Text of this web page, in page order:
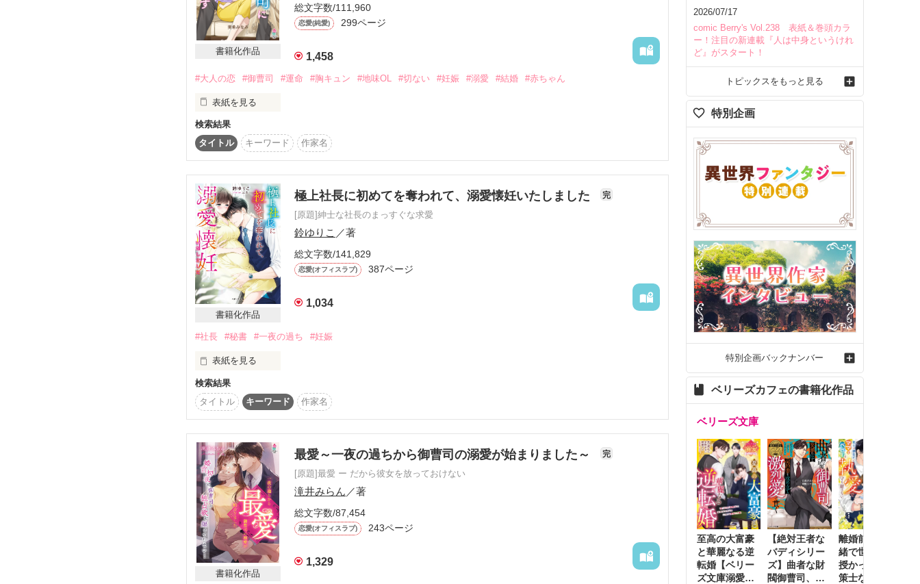
見た目は派手だが実はオカン気質で尽くすタイプの5年目CA。
X
久遠臣海（くおんおみ）33歳。
家庭の事情から他人を愛することができなくなった冷徹なホテル王。
これはニューヨークでの一夜の過ちで始まった2人が真実の愛を知り結ばれるまでの物語。
※本作に登場するJAWは架空の団体であり、業務内容などについて実在の航空会社と違いがあることを
ご了承ください。
※他社さまから書籍化につき一旦引き下げた作品をベリーズカフェサイト規約変更に伴い再掲載させて
いただきました。
(出版社さまから再掲載の許可をいただいています)
書籍化作品
総文字数/111,960
恋愛(純愛) 299ページ
1,458
#大人の恋 #御曹司 #運命 #胸キュン #地味OL #切ない #妊娠 #溺愛 #結婚 #赤ちゃん
表紙を見る
夢のような一夜から一転して、目が覚めると手切れ金とも思えるお金だけがそこにあった。
それから4年。一人で生きてきた咲綾は、仕事でその時の相手である真翔と出会う。
松永咲綾（Saaya Matunaga)２7歳。一人で娘の真由を育てるシングルマザー。
×
大村真翔　(Manato Omura)２９歳　大村グループ 　御曹司　SOWA不動産　専務取締役
「俺に君を守らせて？」
どうしてそんなことを言うの？
その優しい笑顔を信じていいの？本当のあなたは？
すれ違う二人の最後は？
※物語として、フィクションとして温かい目で読んで頂ければ幸いです。
悠人の弟のお話です。
2020.5.5　Start　～　2020.6.3　End
※　たくさんの方に更新を追っていただきありがとうございます。
い頂ければ嬉しいです。
（2020/5/28）
※　完結しました。（2020/6/3）
2020/10/15　書籍化して頂けるとことになり、ショートストーリ追加しました。
大村家シリーズ⭐︎
Story1　身代わり婚の甘い誘惑　（身代わり婚）
Story2　もう一度恋をさせて（一夜の過ちで授かったら〜）
Storiy3　恋する政略結婚
検索結果
タイトル
キーワード 作家名
書籍化作品
極上社長に初めてを奪われて、溺愛懐妊いたしました 完
[原題]紳士な社長のまっすぐな求愛
鈴ゆりこ ／著
総文字数/141,829
恋愛(オフィスラブ) 387ページ
1,034
#社長 #秘書 #一夜の過ち #妊娠
表紙を見る
不動産会社で秘書の仕事をしている桃子は、交際経験も初恋もまだの恋愛初心者。ある日、勤務先の社
長と一夜を共にしてしまい……
「なかったことにしましょう」
大鷹不動産 社長秘書
笹崎桃子(26)
×
「悪いが、そうはいかないんだ」
大鷹不動産 社長
大鷹千紘(35)
検索結果
タイトル
キーワード 作家名
書籍化作品
最愛～一夜の過ちから御曹司の溺愛が始まりました～ 完
[原題]最愛 ー だから彼女を放っておけない
滝井みらん ／著
総文字数/87,454
恋愛(オフィスラブ) 243ページ
1,329
2026/07/17
comic Berry's Vol.238 表紙＆巻頭カラ
ー！注目の新連載『人は中身というけれ
ど』がスタート！
トピックスをもっと見る
特別企画
特別企画バックナンバー
ベリーズカフェの書籍化作品
ベリーズ文庫
至高の大富豪
と華麗なる逆
転婚【ベリー
ズ文庫溺愛ア
【絶対王者な
バディシリー
ズ】曲者な財
閥御曹司、笑
離婚前夜に内
緒で世継ぎを
授かったら～
策士な御曹司